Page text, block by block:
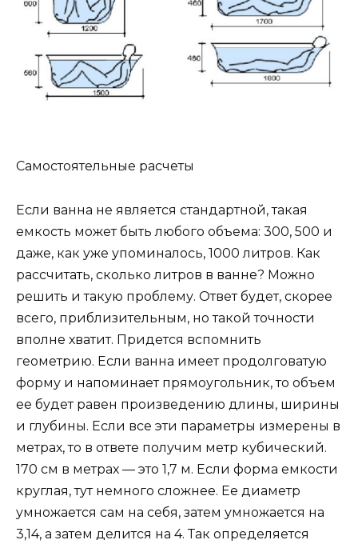
Самостоятельные расчеты
Если ванна не является стандартной, такая
емкость может быть любого объема: 300, 500 и
даже, как уже упоминалось, 1000 литров. Как
рассчитать, сколько литров в ванне? Можно
решить и такую проблему. Ответ будет, скорее
всего, приблизительным, но такой точности
вполне хватит. Придется вспомнить
геометрию. Если ванна имеет продолговатую
форму и напоминает прямоугольник, то объем
ее будет равен произведению длины, ширины
и глубины. Если все эти параметры измерены в
метрах, то в ответе получим метр кубический.
170 см в метрах — это 1,7 м. Если форма емкости
круглая, тут немного сложнее. Ее диаметр
умножается сам на себя, затем умножается на
3,14, а затем делится на 4. Так определяется